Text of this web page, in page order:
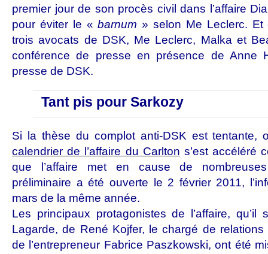
premier jour de son procès civil dans l’affaire
pour éviter le «barnum » selon Me Leclerc. Et
trois avocats de DSK, Me Leclerc, Malka et
conférence de presse en présence de Anne
presse de DSK.
Tant pis pour Sarkozy
Si la thèse du complot anti-DSK est tentante,
calendrier de l’affaire du Carlton s’est accéléré
que l’affaire met en cause de nombreuses
préliminaire a été ouverte le 2 février 2011,
mars de la même année.
Les principaux protagonistes de l’affaire, qu’il
Lagarde, de René Kojfer, le chargé de
de l’entrepreneur Fabrice Paszkowski, ont été